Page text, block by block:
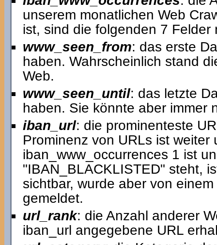
unserem monatlichen Web
ist, sind die folgenden 7 Felder
www_seen_from: das erste
haben. Wahrscheinlich stand
Web.
www_seen_until: das letzte
haben. Sie könnte aber immer
iban_url: die prominenteste
Prominenz von URLs ist weiter
iban_www_occurrences 1 ist
"IBAN_BLACKLISTED" steht,
sichtbar, wurde aber von
gemeldet.
url_rank: die Anzahl anderer
iban_url angegebene URL